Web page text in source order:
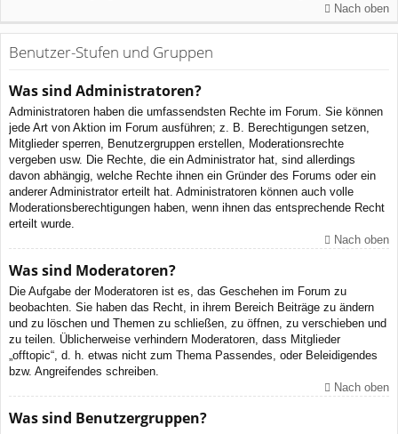
Nach oben
Benutzer-Stufen und Gruppen
Was sind Administratoren?
Administratoren haben die umfassendsten Rechte im Forum. Sie können
jede Art von Aktion im Forum ausführen; z. B. Berechtigungen setzen,
Mitglieder sperren, Benutzergruppen erstellen, Moderationsrechte
vergeben usw. Die Rechte, die ein Administrator hat, sind allerdings
davon abhängig, welche Rechte ihnen ein Gründer des Forums oder ein
anderer Administrator erteilt hat. Administratoren können auch volle
Moderationsberechtigungen haben, wenn ihnen das entsprechende Recht
erteilt wurde.
Nach oben
Was sind Moderatoren?
Die Aufgabe der Moderatoren ist es, das Geschehen im Forum zu
beobachten. Sie haben das Recht, in ihrem Bereich Beiträge zu ändern
und zu löschen und Themen zu schließen, zu öffnen, zu verschieben und
zu teilen. Üblicherweise verhindern Moderatoren, dass Mitglieder
„offtopic“, d. h. etwas nicht zum Thema Passendes, oder Beleidigendes
bzw. Angreifendes schreiben.
Nach oben
Was sind Benutzergruppen?